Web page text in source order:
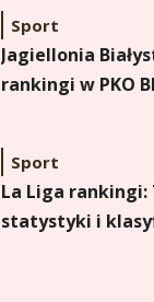
Sport
Jagiellonia
rankingi w PKO
formy i statystyk
Sport
La Liga rankingi:
statystyki i